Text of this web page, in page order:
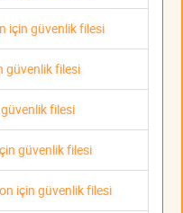
için güvenlik filesi
güvenlik filesi
filesi
güvenlik filesi
için güvenlik filesi